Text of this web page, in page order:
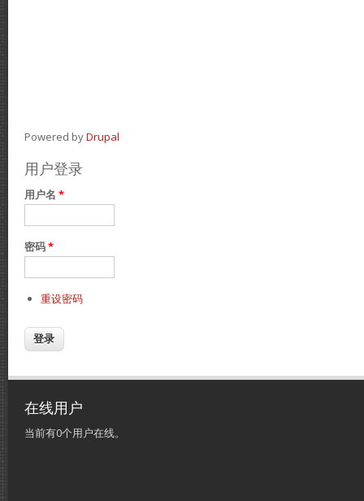
Powered byDrupal
用户登录
用户名 *
密码*
重设密码
在线用户
当前有0个用户在线。